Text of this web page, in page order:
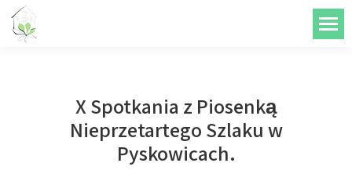
treści
X Spotkania z Piosenką
Nieprzetartego Szlaku w
Pyskowicach.